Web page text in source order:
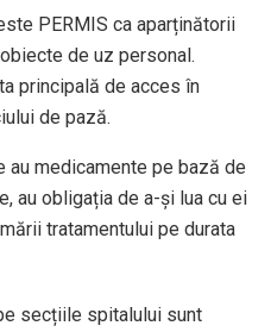
PERMIS ca aparținătorii
de uz personal.
principală de acces în
de pază.
au medicamente pe bază de
au obligația de a-și lua cu ei
tratamentului pe durata
secțiile spitalului sunt